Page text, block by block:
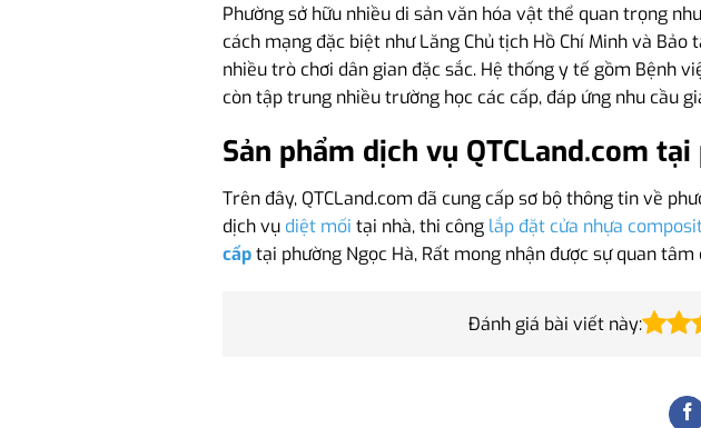
Phường sở hữu nhiều di sản văn hóa vật thể quan trọng
cách mạng đặc biệt như Lăng Chủ tịch Hồ Chí Minh và
nhiều trò chơi dân gian đặc sắc. Hệ thống y tế gồm Bệnh
còn tập trung nhiều trường học các cấp, đáp ứng nhu cầu
Sản phẩm dịch vụ QTCLand.com
Trên đây, QTCLand.com đã cung cấp sơ bộ thông tin về
dịch vụdiệt mối tại nhà, thi công lắp đặt cửa nhựa
cấptại phường Ngọc Hà, Rất mong nhận được sự quan tâm
Đánh giá bài viết này: